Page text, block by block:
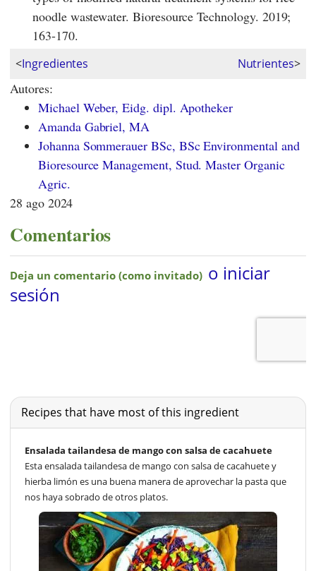
noodle wastewater. Bioresource Technology. 2019;
163-170.
<Ingredientes Nutrientes>
Autores:
Michael Weber, Eidg. dipl. Apotheker
Amanda Gabriel, MA
Johanna Sommerauer BSc, BSc Environmental and
Bioresource Management, Stud. Master Organic
Agric.
28 ago 2024
Comentarios
Recipes that have most of this ingredient
Ensalada tailandesa de mango con salsa de cacahuete
Esta ensalada tailandesa de mango con salsa de cacahuete y
hierba limón es una buena manera de aprovechar la pasta que
nos haya sobrado de otros platos.